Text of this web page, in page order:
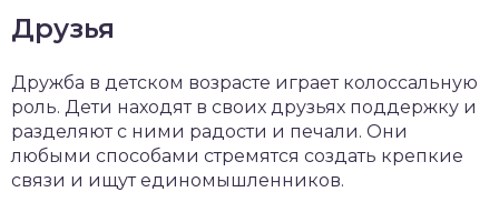
Друзья
Дружба в детском возрасте играет колоссальную
роль. Дети находят в своих друзьях поддержку и
разделяют с ними радости и печали. Они
любыми способами стремятся создать крепкие
связи и ищут единомышленников.